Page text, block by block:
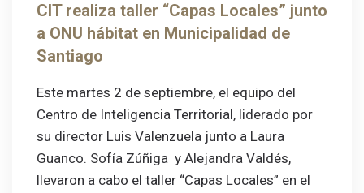
CIT realiza taller “Capas Locales” junto
a ONU hábitat en Municipalidad de
Santiago
Este martes 2 de septiembre, el equipo del
Centro de Inteligencia Territorial, liderado por
su director Luis Valenzuela junto a Laura
Guanco. Sofía Zúñiga y Alejandra Valdés,
llevaron a cabo el taller “Capas Locales” en el